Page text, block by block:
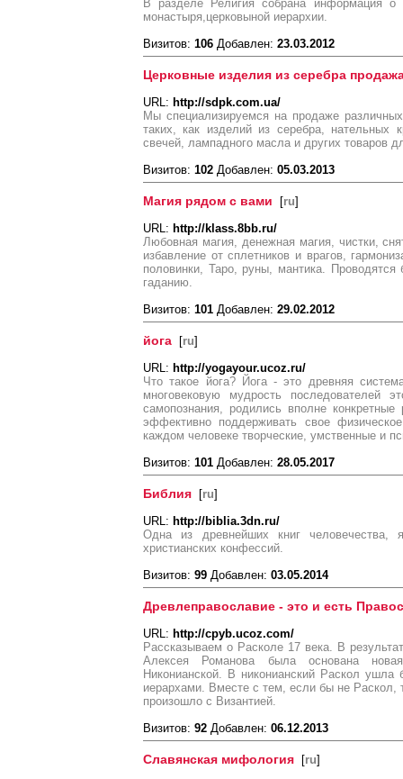
В разделе Религия собрана информация о
монастыря,церковыной иерархии.
Визитов: 106 Добавлен: 23.03.2012
Церковные изделия из серебра
URL: http://sdpk.com.ua/
Мы специализируемся на продаже
таких, как изделий из серебра, нательных
свечей, лампадного масла и других товаров
Визитов: 102 Добавлен: 05.03.2013
Магия рядом с вами [ru]
URL: http://klass.8bb.ru/
Любовная магия, денежная магия, чистки,
избавление от сплетников и врагов,
половинки, Таро, руны, мантика. Проводятся
гаданию.
Визитов: 101 Добавлен: 29.02.2012
йога [ru]
URL: http://yogayour.ucoz.ru/
Что такое йога? Йога - это древняя
многовековую мудрость последователей
самопознания, родились вполне
эффективно поддерживать свое
каждом человеке творческие, умственные и
Визитов: 101 Добавлен: 28.05.2017
Библия [ru]
URL: http://biblia.3dn.ru/
Одна из древнейших книг
христианских конфессий.
Визитов: 99 Добавлен: 03.05.2014
Древлеправославие - это и есть
URL: http://cpyb.ucoz.com/
Рассказываем о Расколе 17 века. В
Алексея Романова была основана
Никонианской. В никонианский Раскол
иерархами. Вместе с тем, если бы не Раскол,
произошло с Византией.
Визитов: 92 Добавлен: 06.12.2013
Славянская мифология [ru]